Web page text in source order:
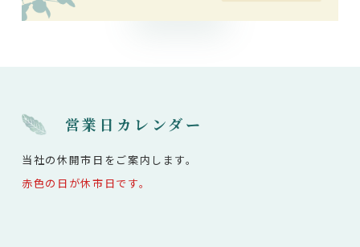
営業日カレンダー
当社の休開市日をご案内します。
赤色の日が休市日です。